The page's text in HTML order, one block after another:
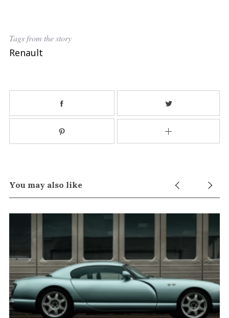
Tags from the story
Renault
You may also like
h
r